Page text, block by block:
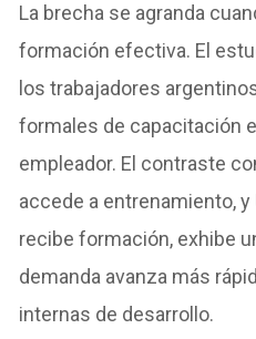
La brecha se agranda
formación efectiva. El
los trabajadores
formales de capacitación
empleador. El contraste
accede a entrenamiento, y
recibe formación, exhibe
demanda avanza más
internas de desarrollo.